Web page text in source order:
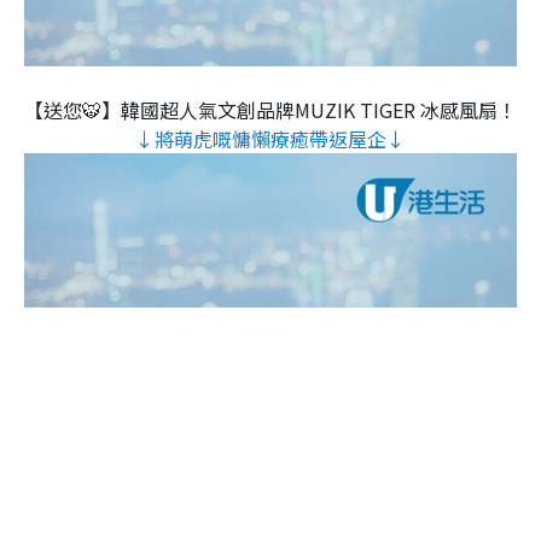
【送您🐯】韓國超人氣文創品牌MUZIK TIGER 冰感風扇！
↓將萌虎嘅慵懶療癒帶返屋企↓